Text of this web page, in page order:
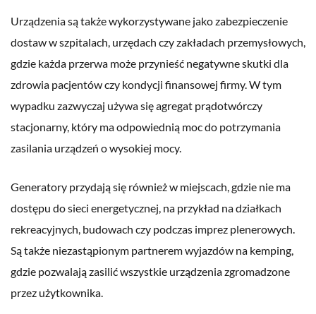
Urządzenia są także wykorzystywane jako zabezpieczenie
dostaw w szpitalach, urzędach czy zakładach przemysłowych,
gdzie każda przerwa może przynieść negatywne skutki dla
zdrowia pacjentów czy kondycji finansowej firmy. W tym
wypadku zazwyczaj używa się agregat prądotwórczy
stacjonarny, który ma odpowiednią moc do potrzymania
zasilania urządzeń o wysokiej mocy.
Generatory przydają się również w miejscach, gdzie nie ma
dostępu do sieci energetycznej, na przykład na działkach
rekreacyjnych, budowach czy podczas imprez plenerowych.
Są także niezastąpionym partnerem wyjazdów na kemping,
gdzie pozwalają zasilić wszystkie urządzenia zgromadzone
przez użytkownika.